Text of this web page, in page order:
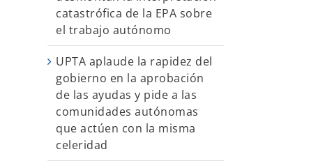
catastrófica de la EPA sobre
el trabajo autónomo
UPTA aplaude la rapidez del
gobierno en la aprobación
de las ayudas y pide a las
comunidades autónomas
que actúen con la misma
celeridad